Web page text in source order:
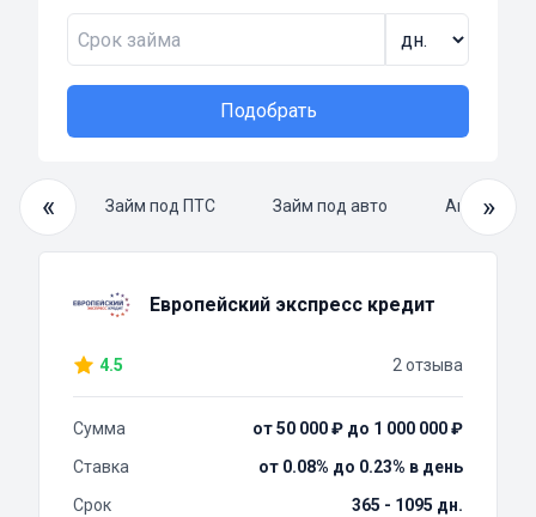
Подобрать
«
займ Займ под ПТС Займ под авто »
Европейский экспресс кредит
4.5 2 отзыва
Сумма
от 50 000 ₽ до 1 000 000 ₽
Ставка
от 0.08% до 0.23% в день
Срок
365 - 1095 дн.